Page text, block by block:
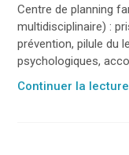
Centre de planning
multidisciplinaire) :
prévention, pilule du
psychologiques,
Continuer la lecture